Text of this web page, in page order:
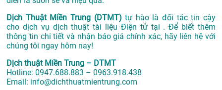
Dịch Thuật Miền Trung (DTMT) tự hào là đối tác tin cậy
cho dịch vụ dịch thuật tài liệu Điện tử tại . Để biết thêm
thông tin chi tiết và nhận báo giá chính xác, hãy liên hệ với
chúng tôi ngay hôm nay!
Dịch thuật Miền Trung – DTMT
Hotline: 0947.688.883 – 0963.918.438
Email: info@dichthuatmientrung.com